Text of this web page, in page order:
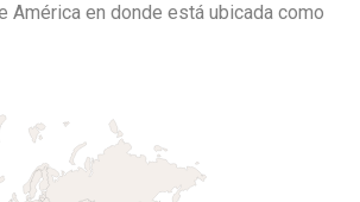
América en donde está ubicada como